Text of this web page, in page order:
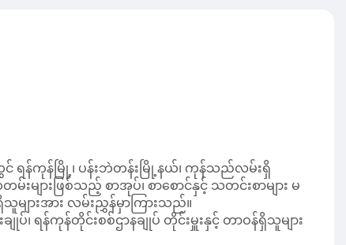
င် ရန်ကုန်မြို့၊ ပန်းဘဲတန်းမြို့နယ်၊ ကုန်သည်လမ်းရှိ
ားဖြစ်သည့် စာအုပ်၊ စာစောင်နှင့် သတင်းစာများ မ
ျားအား လမ်းညွှန်မှာကြားသည်။
ရန်ကုန်တိုင်းစစ်ဌာနချုပ် တိုင်းမှူးနှင့် တာဝန်ရှိသူများ